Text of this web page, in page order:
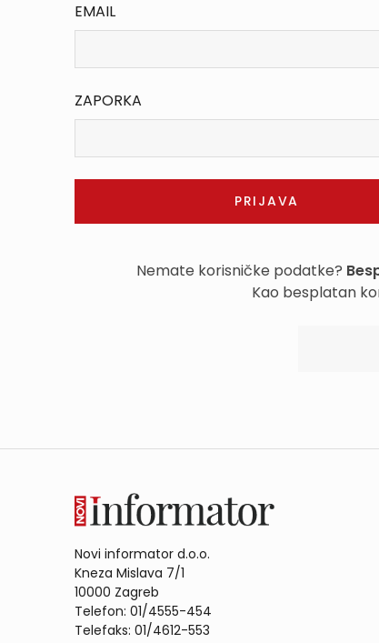
EMAIL
ZAPORKA
Nemate korisničke podatke?
Kao besplatan
Novi informator d.o.o.
Kneza Mislava 7/1
10000 Zagreb
Telefon: 01/4555-454
Telefaks: 01/4612-553